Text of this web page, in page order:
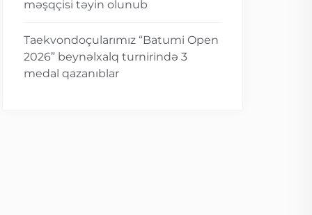
məşqçisi təyin olunub
Taekvondoçularımız “Batumi Open
2026” beynəlxalq turnirində 3
medal qazanıblar